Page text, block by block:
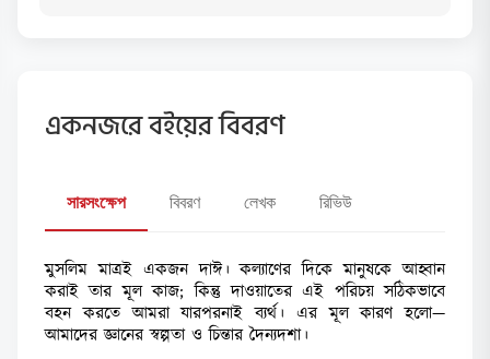
একনজরে বইয়ের বিবরণ
সারসংক্ষেপ বিবরণ লেখক রিভিউ
মুসলিম মাত্রই একজন দাঈ। কল্যাণের দিকে মানুষকে আহ্বান
করাই তার মূল কাজ; কিন্তু দাওয়াতের এই পরিচয় সঠিকভাবে
বহন করতে আমরা যারপরনাই ব্যর্থ। এর মূল কারণ হলো—
আমাদের জ্ঞানের স্বল্পতা ও চিন্তার দৈন্যদশা।